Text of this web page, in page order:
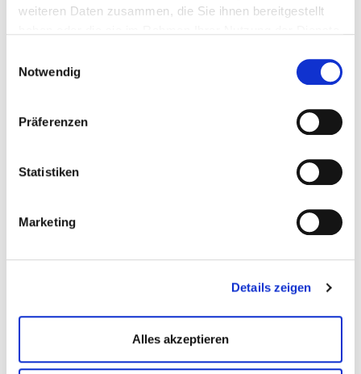
weiteren Daten zusammen, die Sie ihnen bereitgestellt
Notwendig
Präferenzen
Statistiken
Marketing
Details zeigen
Alles akzeptieren